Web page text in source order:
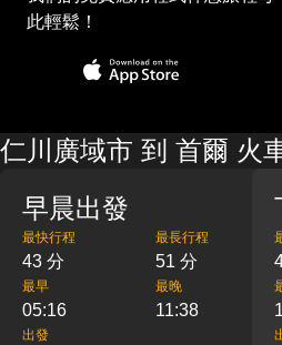
此輕鬆！
仁川廣域市 到 首爾 火
早晨出發
最快行程
43 分
最長行程
51 分
最早
05:16
最晚
11:38
出發